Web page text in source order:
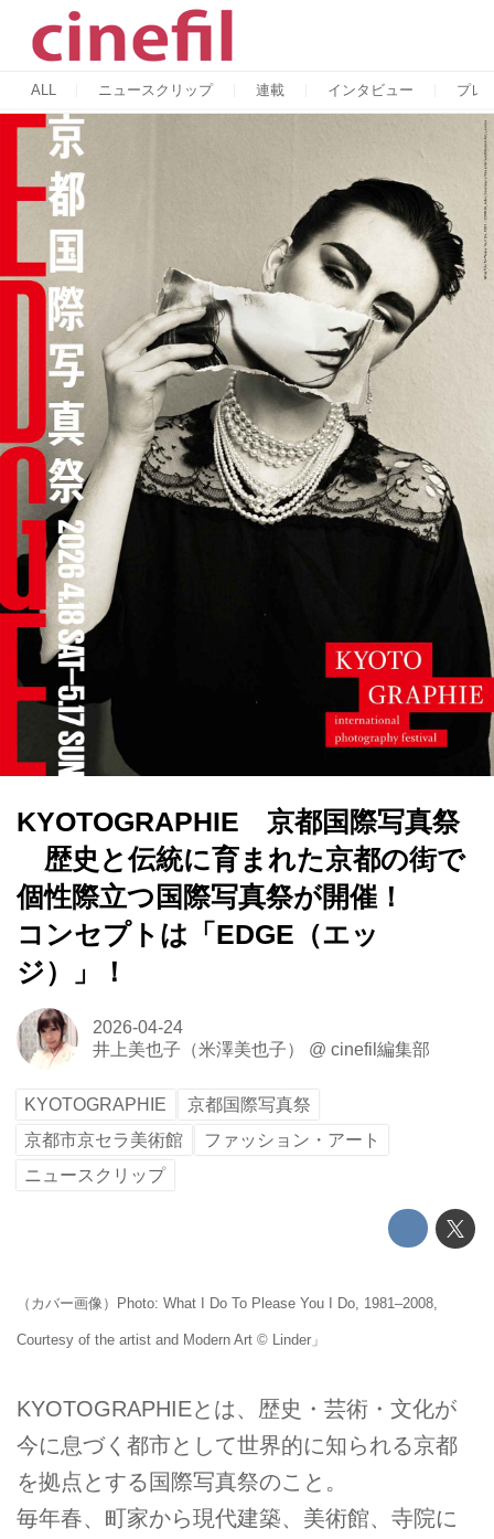
ALL ニュースクリップ 連載 インタビュー プレ
KYOTOGRAPHIE 京都国際写真祭
歴史と伝統に育まれた京都の街で
個性際立つ国際写真祭が開催！
コンセプトは「EDGE（エッ
ジ）」！
2026-04-24
井上美也子（米澤美也子）
@ cinefil編集部
KYOTOGRAPHIE
京都国際写真祭
京都市京セラ美術館
ファッション・アート
ニュースクリップ
（カバー画像）Photo: What I Do To Please You I Do, 1981–2008,
Courtesy of the artist and Modern Art © Linder」
KYOTOGRAPHIEとは、歴史・芸術・文化が
今に息づく都市として世界的に知られる京都
を拠点とする国際写真祭のこと。
毎年春、町家から現代建築、美術館、寺院に